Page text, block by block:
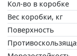
Кол-во в коробке
Вес коробки, кг
Поверхность